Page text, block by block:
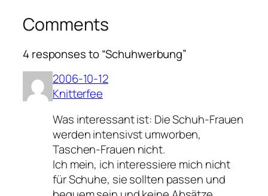
Comments
4 responses to “Schuhwerbung”
2006-10-12
Knitterfee
Was interessant ist: Die Schuh-Frauen
werden intensivst umworben,
Taschen-Frauen nicht.
Ich mein, ich interessiere mich nicht
für Schuhe, sie sollten passen und